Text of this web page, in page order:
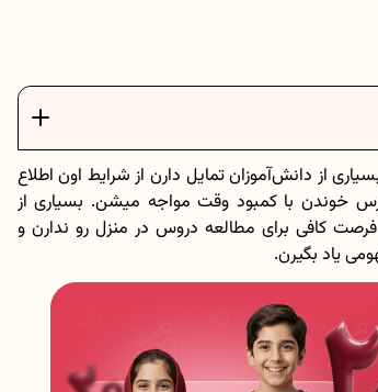
فرمول حجم اشکال هندسی در ریاضیات
برنامه‌ ریزی درسی هفتم
عادات افراد موفق
برنامه‌ ریزی درسی هشتم
دانلود رایگان نمونه سوالات امتحانی...
از دانش‌آموزان تمایل دارن از شرایط اون اطلاع
خوندن با کمبود وقت مواجه میشن. بسیاری از
کافی برای مطالعه دروس در منزل رو ندارن و
یاد بگیرن.